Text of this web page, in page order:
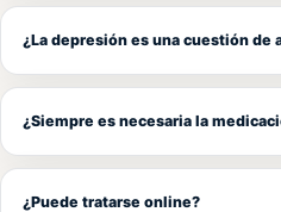
¿La depresión es una cuestión de
¿Siempre es necesaria la
¿Puede tratarse online?